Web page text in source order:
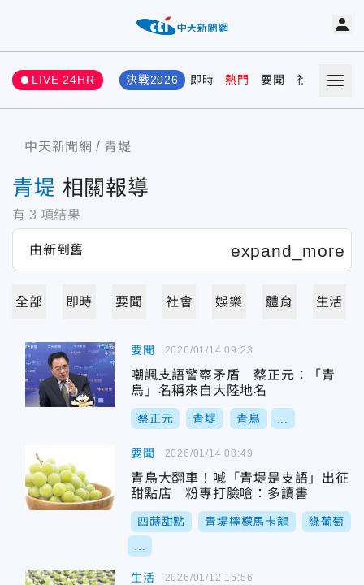
LIVE 24HR 決戰2026 即時 熱門 要聞 社會 娛樂
中天新聞網 青堤
青堤 相關報導
有 3 項結果
全部 即時 要聞 社會 娛樂 體育 生活
要聞
嘲諷支語警察矛盾 蔡正元：「青
鳥」名稱來自大陸地名
蔡正元 青堤 青鳥
2026/01/14 09:23
要聞
青鳥大翻車！喊「青堤是支語」出征
甜點店 粉專打臉嗆：多讀書
四蒔甜點 青堤檸檬馬卡龍 綠葡萄
2026/01/14 08:49
生活 2026/01/12 16:56